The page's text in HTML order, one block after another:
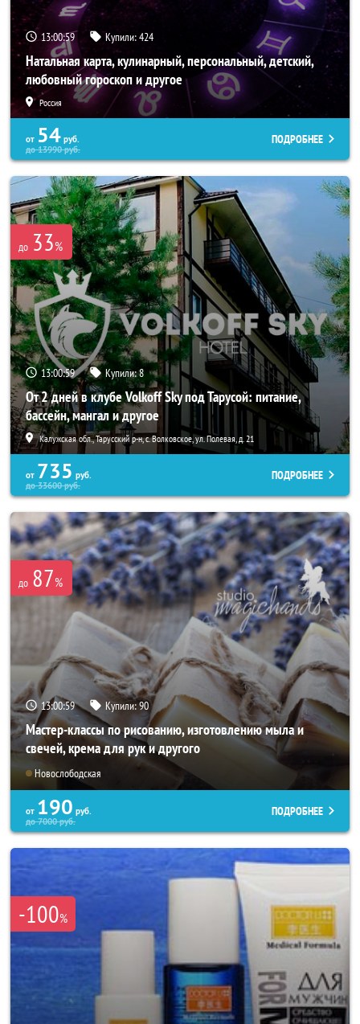
13:00:55 Купили:424
Натальная карта, кулинарный, персональный, детский,
любовный гороскоп и другое
Россия
от 54 руб.
до13990руб.
ПОДРОБНЕЕ
до 33%
13:00:55 Купили:8
От 2 дней в клубе Volkoff Sky под Тарусой: питание,
бассейн, мангал и другое
Калужская обл., Тарусский р-н, с. Волковское, ул. Полевая, д. 21
от 735 руб.
до33600руб.
ПОДРОБНЕЕ
до 87%
13:00:55 Купили:90
Мастер-классы по рисованию, изготовлению мыла и
свечей, крема для рук и другого
Новослободская
от 190 руб.
до7000руб.
ПОДРОБНЕЕ
-100%